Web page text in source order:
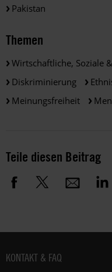
Pakistan
Themen
Wirtschaftliche, Soziale
Diskriminierung
Meinungsfreiheit
Teile diesen Beitrag
Fußbereich
KONTAKT & FAQ